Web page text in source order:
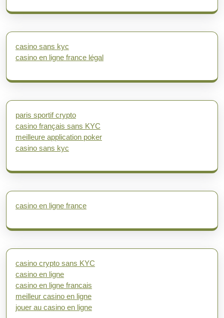
casino sans kyc
casino en ligne france légal
paris sportif crypto
casino français sans KYC
meilleure application poker
casino sans kyc
casino en ligne france
casino crypto sans KYC
casino en ligne
casino en ligne francais
meilleur casino en ligne
jouer au casino en ligne